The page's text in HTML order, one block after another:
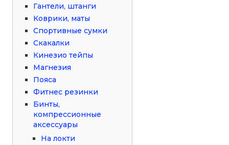
Гантели, штанги
Коврики, маты
Спортивные сумки
Скакалки
Кинезио тейпы
Магнезия
Пояса
Фитнес резинки
Бинты,
компрессионные
аксессуары
На локти